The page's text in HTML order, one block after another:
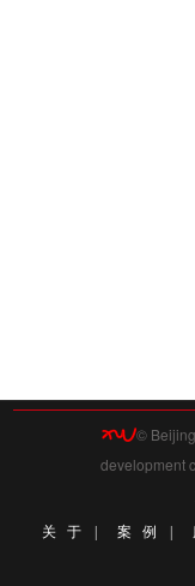
©
development
关 于 案 例